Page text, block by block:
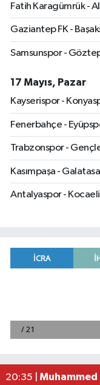
Fatih Karagümrük -
Gaziantep FK -
Samsunspor -
17 Mayıs, Pazar
Kayserispor -
Fenerbahçe -
Trabzonspor -
Kasımpaşa -
Antalyaspor -
22:31 |
20:35 | Muhammed